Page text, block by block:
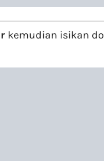
kemudian isikan